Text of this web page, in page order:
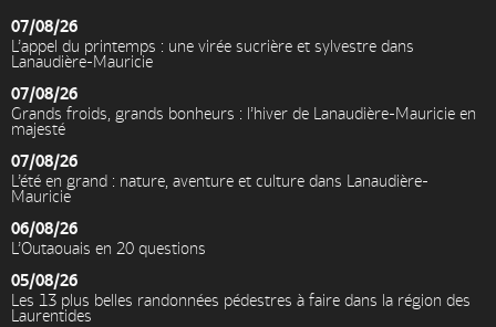
07/08/26
L’appel du printemps : une virée sucrière et sylvestre dans
Lanaudière-Mauricie
07/08/26
Grands froids, grands bonheurs : l’hiver de Lanaudière-Mauricie en
majesté
07/08/26
L’été en grand : nature, aventure et culture dans Lanaudière-
Mauricie
06/08/26
L’Outaouais en 20 questions
05/08/26
Les 13 plus belles randonnées pédestres à faire dans la région des
Laurentides